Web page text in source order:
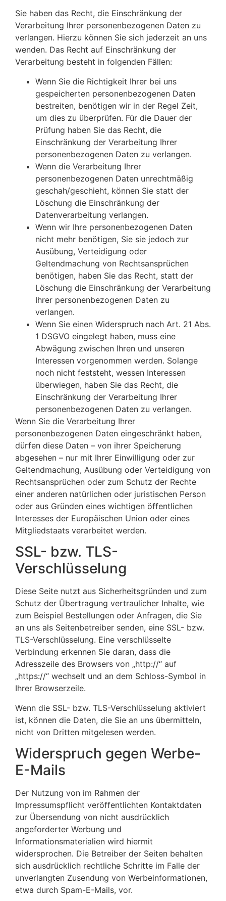
Sie haben das Recht, die Einschränkung der
Verarbeitung Ihrer personenbezogenen Daten zu
verlangen. Hierzu können Sie sich jederzeit an uns
wenden. Das Recht auf Einschränkung der
Verarbeitung besteht in folgenden Fällen:
Wenn Sie die Richtigkeit Ihrer bei uns
gespeicherten personenbezogenen Daten
bestreiten, benötigen wir in der Regel Zeit,
um dies zu überprüfen. Für die Dauer der
Prüfung haben Sie das Recht, die
Einschränkung der Verarbeitung Ihrer
personenbezogenen Daten zu verlangen.
Wenn die Verarbeitung Ihrer
personenbezogenen Daten unrechtmäßig
geschah/geschieht, können Sie statt der
Löschung die Einschränkung der
Datenverarbeitung verlangen.
Wenn wir Ihre personenbezogenen Daten
nicht mehr benötigen, Sie sie jedoch zur
Ausübung, Verteidigung oder
Geltendmachung von Rechtsansprüchen
benötigen, haben Sie das Recht, statt der
Löschung die Einschränkung der Verarbeitung
Ihrer personenbezogenen Daten zu
verlangen.
Wenn Sie einen Widerspruch nach Art. 21 Abs.
1 DSGVO eingelegt haben, muss eine
Abwägung zwischen Ihren und unseren
Interessen vorgenommen werden. Solange
noch nicht feststeht, wessen Interessen
überwiegen, haben Sie das Recht, die
Einschränkung der Verarbeitung Ihrer
personenbezogenen Daten zu verlangen.
Wenn Sie die Verarbeitung Ihrer
personenbezogenen Daten eingeschränkt haben,
dürfen diese Daten – von ihrer Speicherung
abgesehen – nur mit Ihrer Einwilligung oder zur
Geltendmachung, Ausübung oder Verteidigung von
Rechtsansprüchen oder zum Schutz der Rechte
einer anderen natürlichen oder juristischen Person
oder aus Gründen eines wichtigen öffentlichen
Interesses der Europäischen Union oder eines
Mitgliedstaats verarbeitet werden.
SSL- bzw. TLS-
Verschlüsselung
Diese Seite nutzt aus Sicherheitsgründen und zum
Schutz der Übertragung vertraulicher Inhalte, wie
zum Beispiel Bestellungen oder Anfragen, die Sie
an uns als Seitenbetreiber senden, eine SSL- bzw.
TLS-Verschlüsselung. Eine verschlüsselte
Verbindung erkennen Sie daran, dass die
Adresszeile des Browsers von „http://“ auf
„https://“ wechselt und an dem Schloss-Symbol in
Ihrer Browserzeile.
Wenn die SSL- bzw. TLS-Verschlüsselung aktiviert
ist, können die Daten, die Sie an uns übermitteln,
nicht von Dritten mitgelesen werden.
Widerspruch gegen Werbe-
E-Mails
Der Nutzung von im Rahmen der
Impressumspflicht veröffentlichten Kontaktdaten
zur Übersendung von nicht ausdrücklich
angeforderter Werbung und
Informationsmaterialien wird hiermit
widersprochen. Die Betreiber der Seiten behalten
sich ausdrücklich rechtliche Schritte im Falle der
unverlangten Zusendung von Werbeinformationen,
etwa durch Spam-E-Mails, vor.